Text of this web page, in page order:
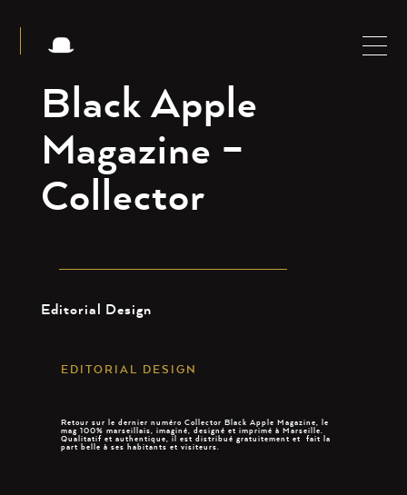
Black Apple
Magazine –
Collector
Editorial Design
EDITORIAL DESIGN
Retour sur le dernier numéro Collector Black Apple Magazine, le
mag 100% marseillais, imaginé, designé et imprimé à Marseille.
Qualitatif et authentique, il est distribué gratuitement et fait la
part belle à ses habitants et visiteurs.